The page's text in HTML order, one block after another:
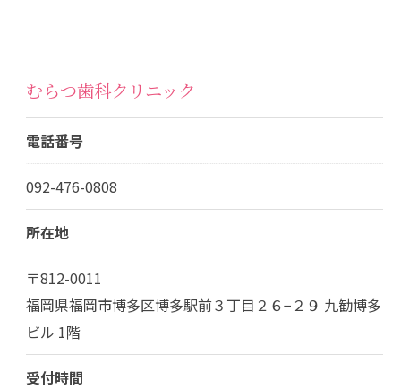
むらつ歯科クリニック
電話番号
092-476-0808
所在地
〒812-0011
福岡県福岡市博多区博多駅前３丁目２６−２９ 九勧博多
ビル 1階
受付時間